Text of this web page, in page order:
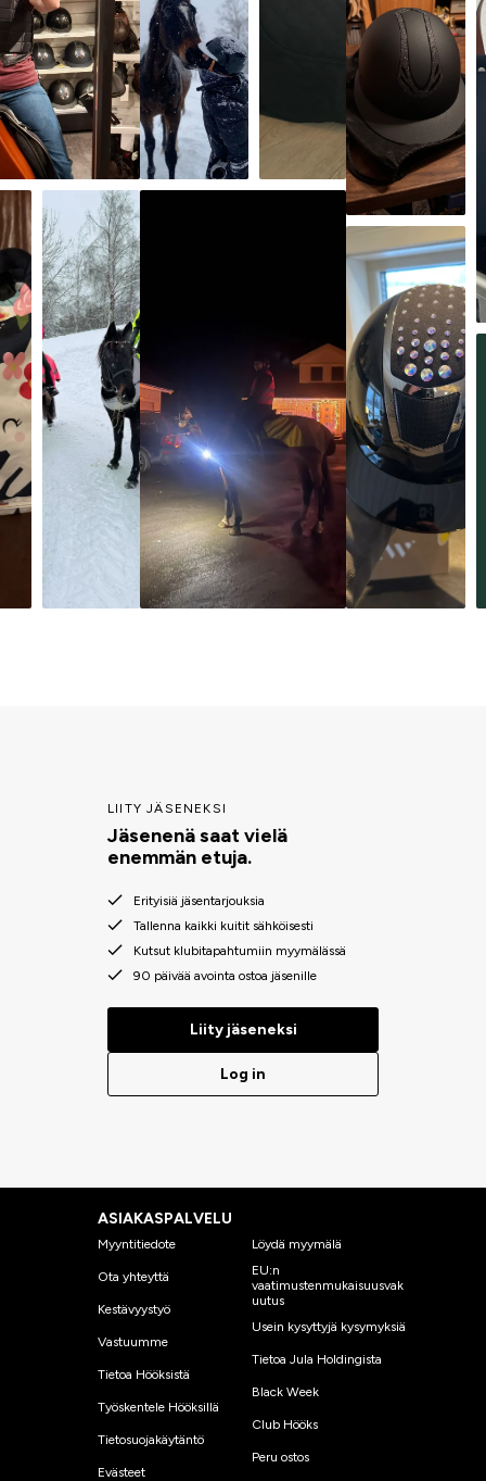
LIITY JÄSENEKSI
Jäsenenä saat vielä
enemmän etuja.
Erityisiä jäsentarjouksia
Tallenna kaikki kuitit sähköisesti
Kutsut klubitapahtumiin myymälässä
90 päivää avointa ostoa jäsenille
Liity jäseneksi
Log in
ASIAKASPALVELU
Myyntitiedote
Ota yhteyttä
Kestävyystyö
Vastuumme
Tietoa Hööksistä
Työskentele Hööksillä
Tietosuojakäytäntö
Evästeet
Löydä myymälä
EU:n
vaatimustenmukaisuusvak
uutus
Usein kysyttyjä kysymyksiä
Tietoa Jula Holdingista
Black Week
Club Hööks
Peru ostos